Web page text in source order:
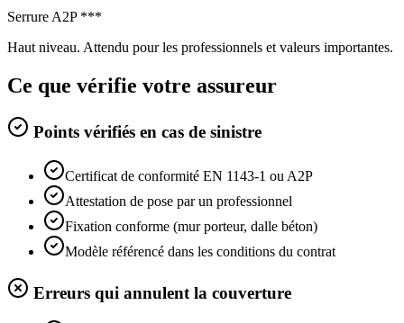
Serrure A2P ***
Haut niveau. Attendu pour les professionnels et valeurs importantes.
Ce que vérifie votre assureur
Points vérifiés en cas de sinistre
Certificat de conformité EN 1143-1 ou A2P
Attestation de pose par un professionnel
Fixation conforme (mur porteur, dalle béton)
Modèle référencé dans les conditions du contrat
Erreurs qui annulent la couverture